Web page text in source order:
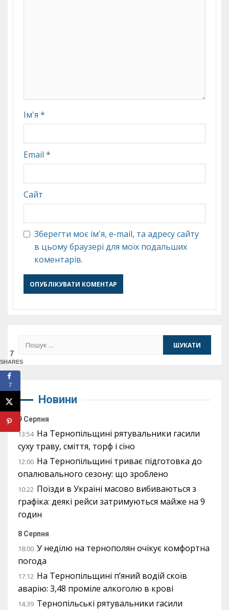
Ім'я *
Email *
Сайт
Зберегти моє ім'я, e-mail, та адресу сайту
в цьому браузері для моїх подальших
коментарів.
Пошук:
Новини
9 Серпня
13:54 На Тернопільщині рятувальники гасили
суху траву, сміття, торф і сіно
12:00 На Тернопільщині триває підготовка до
опалювального сезону: що зроблено
10:22 Поїзди в Україні масово вибиваються з
графіка: деякі рейси затримуються майже на 9
годин
8 Серпня
18:00 У неділю на тернополян очікує комфортна
погода
17:12 На Тернопільщині п’яний водій скоїв
аварію: 3,48 проміле алкоголю в крові
14:39 Тернопільські рятувальники гасили
7
SHARES
7